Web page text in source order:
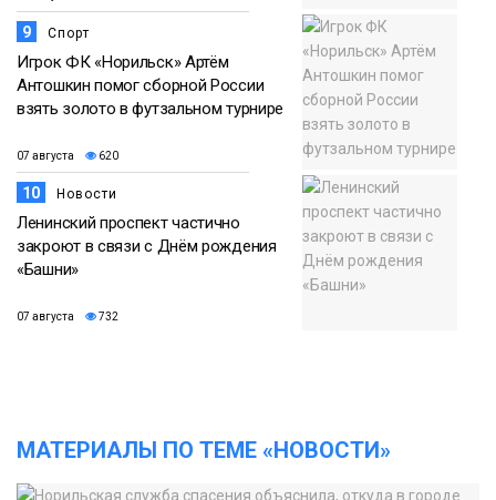
9 Спорт
Игрок ФК «Норильск» Артём
Антошкин помог сборной России
взять золото в футзальном турнире
07 августа 620
10 Новости
Ленинский проспект частично
закроют в связи с Днём рождения
«Башни»
07 августа 732
МАТЕРИАЛЫ ПО ТЕМЕ «НОВОСТИ»